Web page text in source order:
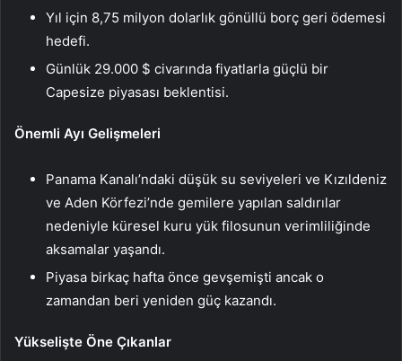
Yıl için 8,75 milyon dolarlık gönüllü borç geri ödemesi
hedefi.
Günlük 29.000 $ civarında fiyatlarla güçlü bir
Capesize piyasası beklentisi.
Önemli Ayı Gelişmeleri
Panama Kanalı’ndaki düşük su seviyeleri ve Kızıldeniz
ve Aden Körfezi’nde gemilere yapılan saldırılar
nedeniyle küresel kuru yük filosunun verimliliğinde
aksamalar yaşandı.
Piyasa birkaç hafta önce gevşemişti ancak o
zamandan beri yeniden güç kazandı.
Yükselişte Öne Çıkanlar